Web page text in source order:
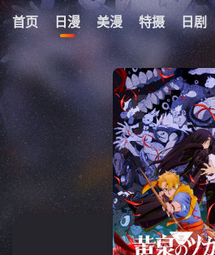
首页 日漫 美漫 特摄 日剧
我的观影记录
暂无观看影片的记录